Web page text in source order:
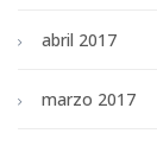
abril 2017
marzo 2017